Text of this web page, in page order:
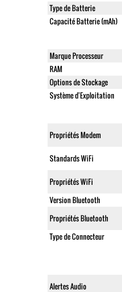
Type de Batterie
Capacité Batterie (mAh)
Marque Processeur
RAM
Options de Stockage
Système d'Exploitation
Propriétés Modem
Standards WiFi
Propriétés WiFi
Version Bluetooth
Propriétés Bluetooth
Type de Connecteur
Alertes Audio